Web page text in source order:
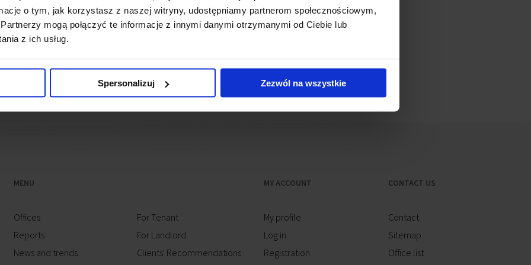
o tym, jak korzystasz z naszej witryny, udostępniamy partnerom społecznościowym,
mogą połączyć te informacje z innymi danymi otrzymanymi od Ciebie lub
z ich usług.
Spersonalizuj Zezwól na wszystkie
how to solve the problem that some part of this plot of land overlaps the
MENU
Offices
Reports
News and trends
For Tenant
For Landlord
Clients' Recommendations
MY ACCOUNT
My profile
Log in
Registration
CONTACT US
Contact
Sitemap
Office list